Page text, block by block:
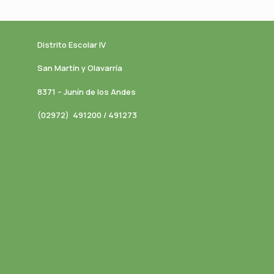
Distrito Escolar IV
San Martín y Olavarría
8371 – Junín de los Andes
(02972) 491200 / 491273